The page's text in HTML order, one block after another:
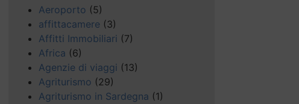
Aeroporto (5)
affittacamere (3)
Affitti Immobiliari (7)
Africa (6)
Agenzie di viaggi (13)
Agriturismo (29)
Agriturismo in Sardegna (1)